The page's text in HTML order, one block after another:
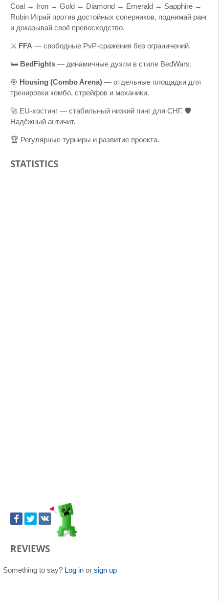
Coal → Iron → Gold → Diamond → Emerald → Sapphire →
Rubin Играй против достойных соперников, поднимай ранг
и доказывай своё превосходство.
⚔ FFA — свободные PvP-сражения без ограничений.
🛏 BedFights — динамичные дуэли в стиле BedWars.
🎯 Housing (Combo Arena) — отдельные площадки для
тренировки комбо, стрейфов и механики.
🚀 EU-хостинг — стабильный низкий пинг для СНГ. 🛡
Надёжный античит.
🏆 Регулярные турниры и развитие проекта.
STATISTICS
REVIEWS
Something to say? Log in or sign up